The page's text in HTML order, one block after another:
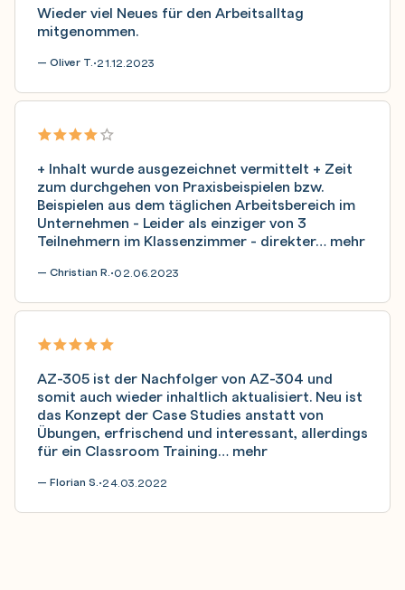
Wieder viel Neues für den Arbeitsalltag
mitgenommen.
— Oliver T.•21.12.2023
+ Inhalt wurde ausgezeichnet vermittelt + Zeit
zum durchgehen von Praxisbeispielen bzw.
Beispielen aus dem täglichen Arbeitsbereich im
Unternehmen - Leider als einziger von 3
Teilnehmern im Klassenzimmer - direkter… mehr
— Christian R.•02.06.2023
AZ-305 ist der Nachfolger von AZ-304 und
somit auch wieder inhaltlich aktualisiert. Neu ist
das Konzept der Case Studies anstatt von
Übungen, erfrischend und interessant, allerdings
für ein Classroom Training… mehr
— Florian S.•24.03.2022